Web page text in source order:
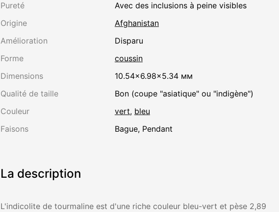
Pureté
avec des inclusions à peine visibles
Origine
Afghanistan
Amélioration
disparu
Forme
coussin
Dimensions
10.54×6.98×5.34 мм
Qualité de taille
Bon (coupe "asiatique" ou "indigène")
Couleur
vert, bleu
Faisons
Bague, Pendant
La description
L'indicolite de tourmaline est d'une riche couleur bleu-vert et pèse 2,89